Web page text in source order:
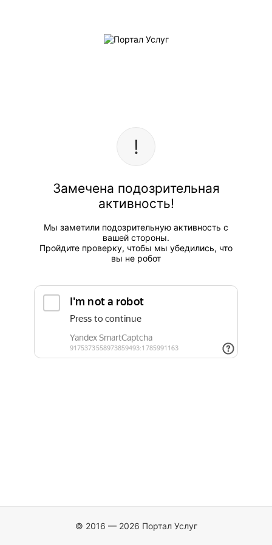
Замечена подозрительная
активность!
Мы заметили подозрительную активность с
вашей стороны.
Пройдите проверку, чтобы мы убедились, что
вы не робот
© 2016 — 2026 Портал Услуг